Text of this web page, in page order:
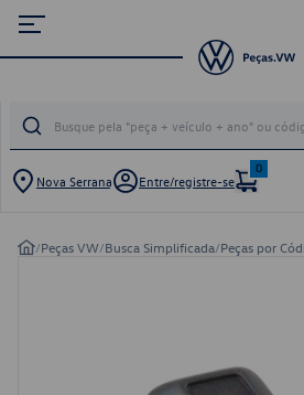
Nova Serrana Entre/registre-se
0
/Peças VW/Busca Simplificada/Peças por